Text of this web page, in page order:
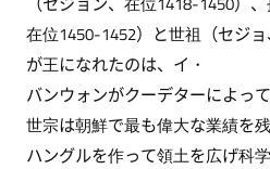
在位1450-1452）と世祖（セジョ
が王になれたのは、イ・
バンウォンがクーデターによっ
世宗は朝鮮で最も偉大な業績を
ハングルを作って領土を広げ科